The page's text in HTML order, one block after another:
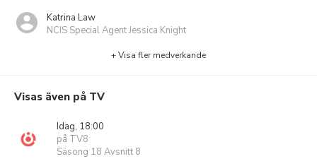
Katrina Law
NCIS Special Agent Jessica Knight
+ Visa fler medverkande
Visas även på TV
Idag, 18:00
på TV8
Säsong 18 Avsnitt 8